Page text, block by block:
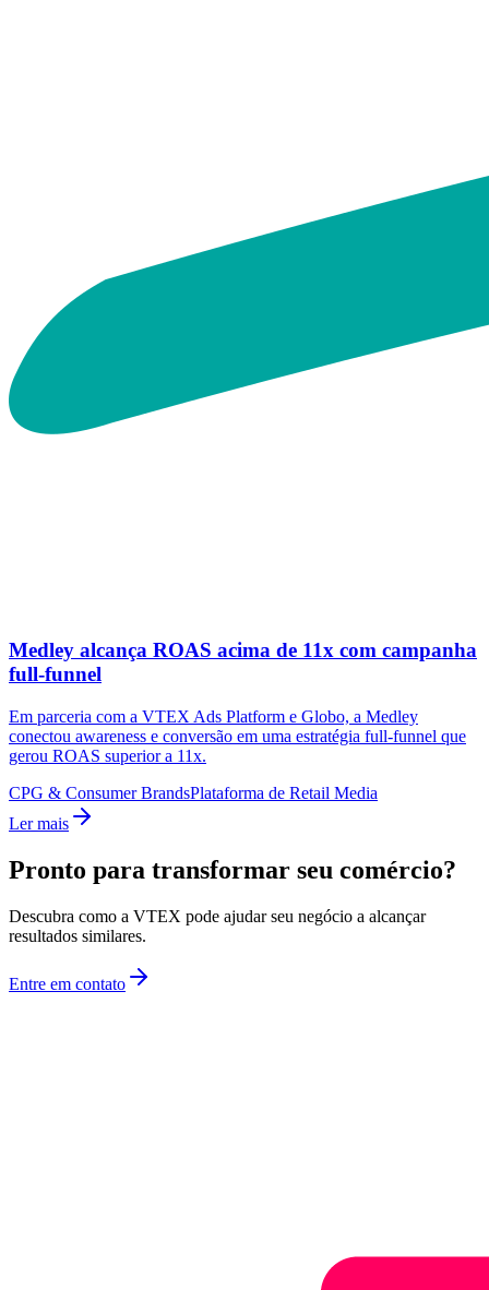
Medley alcança ROAS acima de 11x com campanha
full-funnel
Em parceria com a VTEX Ads Platform e Globo, a Medley
conectou awareness e conversão em uma estratégia full-funnel que
gerou ROAS superior a 11x.
CPG & Consumer BrandsPlataforma de Retail Media
Ler mais
Pronto para transformar seu comércio?
Descubra como a VTEX pode ajudar seu negócio a alcançar
resultados similares.
Entre em contato